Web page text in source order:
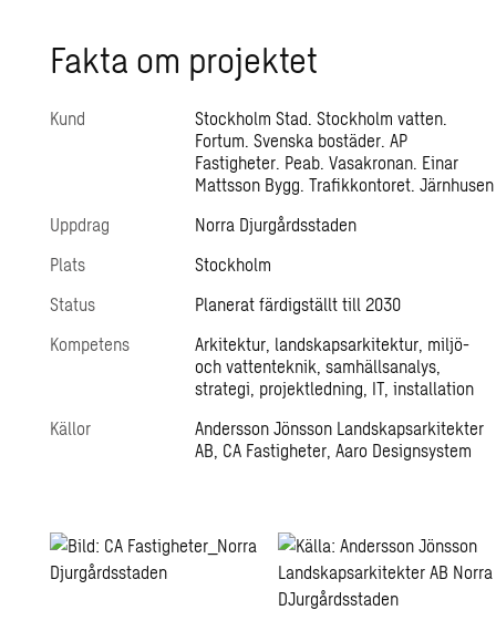
Fakta om pro­jek­tet
Kund
Stockholm Stad. Stockholm vatten.
Fortum. Svenska bostäder. AP
Fastigheter. Peab. Vasakronan. Einar
Mattsson Bygg. Trafikkontoret. Järnhusen
Uppdrag
Norra Djurgårdsstaden
Plats
Stockholm
Status
Planerat färdigställt till 2030
Kompetens
Arkitektur, landskapsarkitektur, miljö-
och vattenteknik, samhällsanalys,
strategi, projektledning, IT, installation
Källor
Andersson Jönsson Landskapsarkitekter
AB, CA Fastigheter, Aaro Designsystem